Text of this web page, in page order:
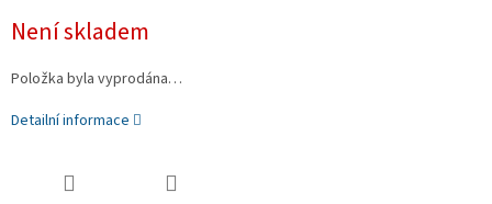
cena:
Není skladem
Položka byla vyprodána…
Detailní informace